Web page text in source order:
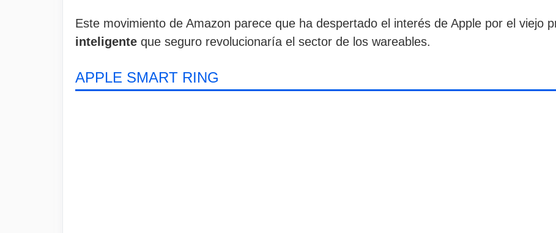
Este movimiento de Amazon parece que ha despertado el interés de Apple por el viejo
inteligente que seguro revolucionaría el sector de los wareables.
APPLE SMART RING